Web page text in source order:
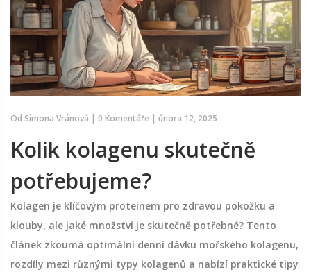
Od Simona Vránová | 0 Komentáře | února 12, 2025
Kolik kolagenu skutečně
potřebujeme?
Kolagen je klíčovým proteinem pro zdravou pokožku a
klouby, ale jaké množství je skutečně potřebné? Tento
článek zkoumá optimální denní dávku mořského kolagenu,
rozdíly mezi různými typy kolagenů a nabízí praktické tipy